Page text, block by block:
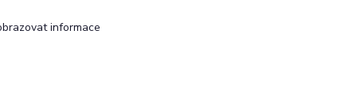
informace